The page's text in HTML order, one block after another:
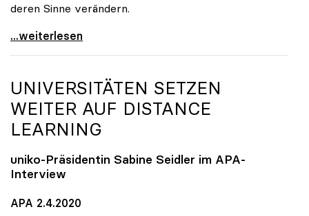
deren Sinne verändern.
Seidler: Verordnungsermächtigung soll Handlungen
...weiterlesen
UNIVERSITÄTEN SETZEN
WEITER AUF DISTANCE
LEARNING
uniko-Präsidentin Sabine Seidler im APA-
Interview
APA 2.4.2020